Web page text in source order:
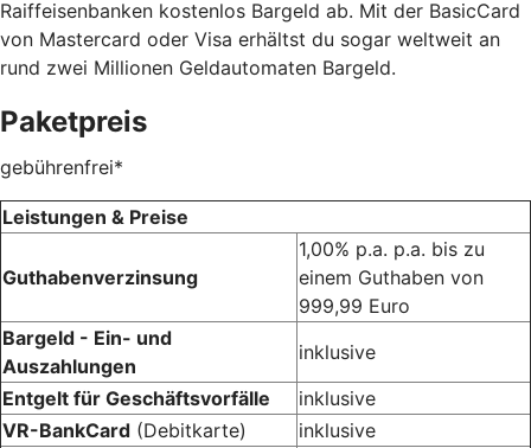
Raiffeisenbanken kostenlos Bargeld ab. Mit der BasicCard
von Mastercard oder Visa erhältst du sogar weltweit an
rund zwei Millionen Geldautomaten Bargeld.
Paketpreis
gebührenfrei*
Leistungen & Preise
Guthabenverzinsung
1,00% p.a. p.a. bis zu
einem Guthaben von
999,99 Euro
Bargeld - Ein- und
Auszahlungen
inklusive
Entgelt für Geschäftsvorfälle
inklusive
VR-BankCard (Debitkarte)
inklusive